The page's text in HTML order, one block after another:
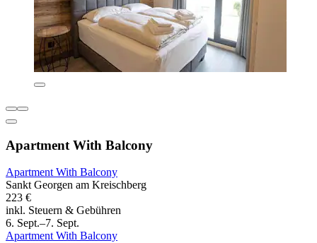
Apartment With Balcony
Apartment With Balcony
Sankt Georgen am Kreischberg
223 €
inkl. Steuern & Gebühren
6. Sept.–7. Sept.
Apartment With Balcony